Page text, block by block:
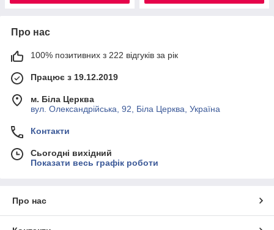
Про нас
100% позитивних з 222 відгуків за рік
Працює з 19.12.2019
м. Біла Церква
вул. Олександрійська, 92, Біла Церква, Україна
Контакти
Сьогодні вихідний
Показати весь графік роботи
Про нас